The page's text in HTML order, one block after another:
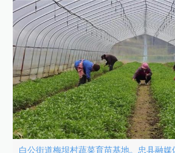
白公街道梅坝村蔬菜育苗基地。忠县融